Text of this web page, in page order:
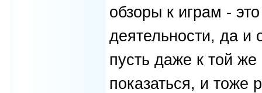
обзоры к играм -
деятельности, да и
пусть даже к той же
показаться, и тоже